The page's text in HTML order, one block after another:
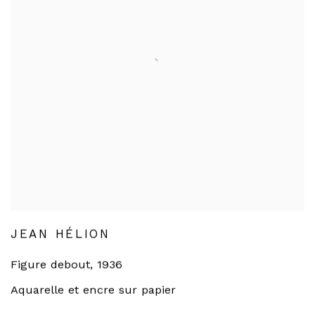
JEAN HÉLION
Figure debout, 1936
Aquarelle et encre sur papier